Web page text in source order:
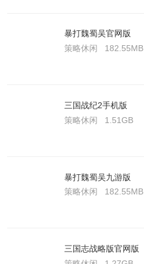
暴打魏蜀吴官网版
策略休闲
182.55MB
三国战纪2手机版
策略休闲
1.51GB
暴打魏蜀吴九游版
策略休闲
182.55MB
三国志战略版官网版